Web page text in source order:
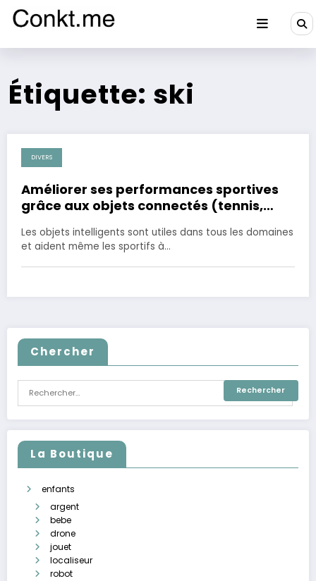
Conkt.me
Étiquette: ski
25 mai 2023
DIVERS
Améliorer ses performances sportives
grâce aux objets connectés (tennis,
Les objets intelligents sont utiles dans tous les domaines
et aident même les sportifs à…
Chercher
La Boutique
enfants
argent
bebe
drone
jouet
localiseur
robot